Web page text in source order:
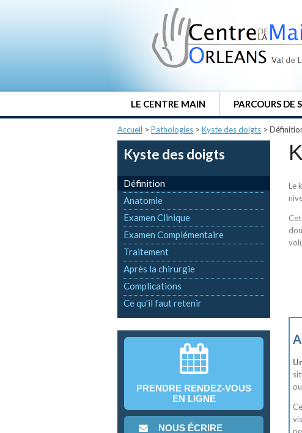
LE CENTRE MAIN PARCOURS DE
Accueil > Pathologies > Kyste des doigts >
Kyste des doigts
Définition
Anatomie
Examen Clinique
Examen Complémentaire
Traitement
Après la chirurgie
Complications
Ce qu'il faut retenir
PRENDRE RENDEZ-VOUS
EN LIGNE
NOUS ÉCRIRE
Le